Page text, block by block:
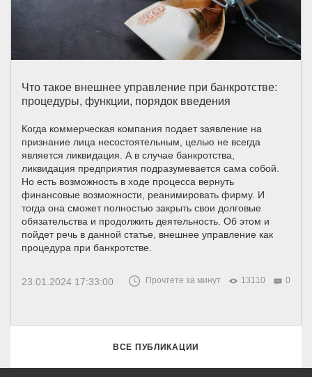
Что такое внешнее управление при банкротстве:
процедуры, функции, порядок введения
Когда коммерческая компания подает заявление на
признание лица несостоятельным, целью не всегда
является ликвидация. А в случае банкротства,
ликвидация предприятия подразумевается сама собой.
Но есть возможность в ходе процесса вернуть
финансовые возможности, реанимировать фирму. И
тогда она сможет полностью закрыть свои долговые
обязательства и продолжить деятельность. Об этом и
пойдет речь в данной статье, внешнее управление как
процедура при банкротстве.
23.01.2024 17:33:00 Прочтете за минут 13110 0
ВСЕ ПУБЛИКАЦИИ